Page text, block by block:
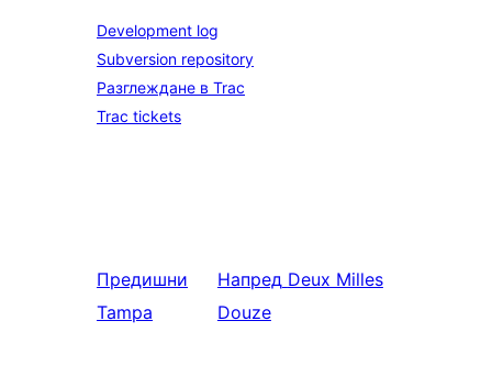
Development log
Subversion repository
Разглеждане в Trac
Trac tickets
Предишни
Tampa
Напред Deux Milles
Douze